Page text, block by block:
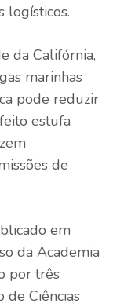
logísticos.
da Califórnia,
marinhas
pode reduzir
estufa
de
em
da Academia
por três
de Ciências